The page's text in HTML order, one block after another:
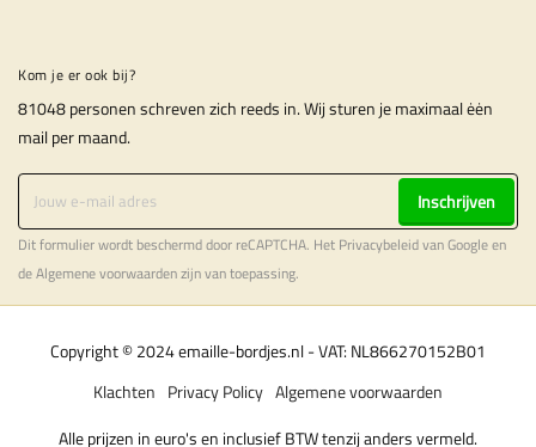
Kom je er ook bij?
81048 personen schreven zich reeds in. Wij sturen je maximaal ėėn
mail per maand.
Inschrijven
Dit formulier wordt beschermd door reCAPTCHA. Het Privacybeleidvan Google en
deAlgemene voorwaardenzijn van toepassing.
Copyright © 2024 emaille-bordjes.nl - VAT: NL866270152B01
Algemene voorwaarden
Privacy Policy
Klachten
Alle prijzen in euro's en inclusief BTW tenzij anders vermeld.